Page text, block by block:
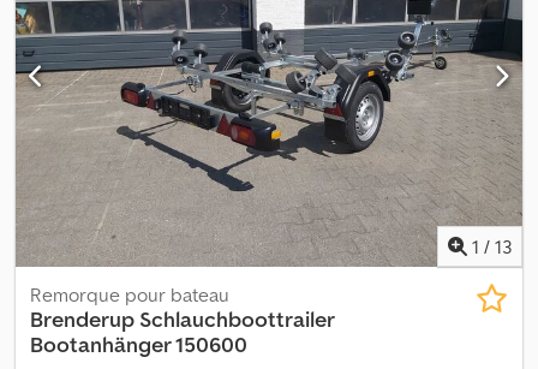
de 1800 kg, frein à inertie réglable, rouleaux Super, support de
treuil, roue de support. À commander uniquement via notre
boutique en ligne. Veuillez avoir à disposition le numéro
d’identification Scout ou une copie de cette annonce ! 26/07
303023
1 / 13
Remorque pour bateau
Brenderup Schlauchboottrailer
Bootanhänger 150600